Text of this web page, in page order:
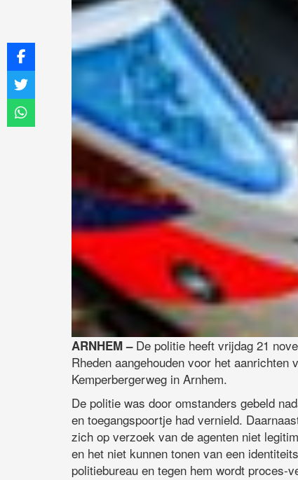
ARNHEM – De politie heeft vrijdag 21
Rheden aangehouden voor het
Kemperbergerweg in Arnhem.
De politie was door omstanders gebeld
en toegangspoortje had vernield.
zich op verzoek van de agenten niet
en het niet kunnen tonen van een
politiebureau en tegen hem wordt proces-